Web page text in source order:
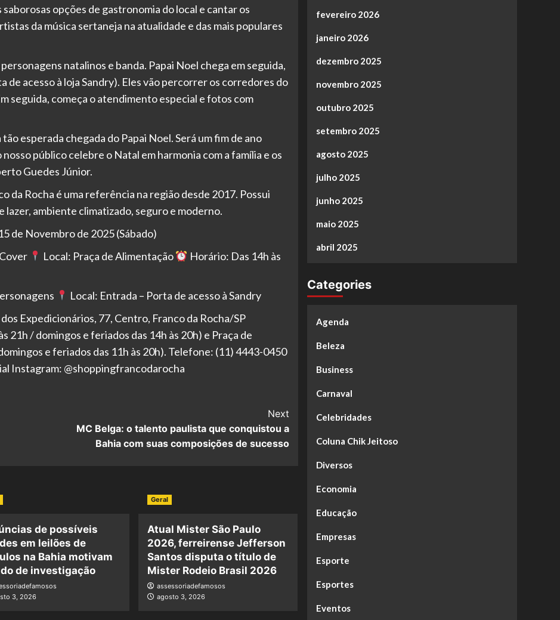
opções de gastronomia do local e cantar os
da música sertaneja na atualidade e das mais populares
natalinos e banda. Papai Noel chega em seguida,
de acesso à loja Sandry). Eles vão percorrer os corredores do
seguida, começa o atendimento especial e fotos com
esperada chegada do Papai Noel. Será um fim de ano
público celebre o Natal em harmonia com a família e os
Guedes Júnior.
da Rocha é uma referência na região desde 2017. Possui
lazer, ambiente climatizado, seguro e moderno.
de Novembro de 2025 (Sábado)
Local: Praça de Alimentação
Horário: Das 14h às
Local: Entrada – Porta de acesso à Sandry
Expedicionários, 77, Centro, Franco da Rocha/SP
21h / domingos e feriados das 14h às 20h) e Praça de
e feriados das 11h às 20h). Telefone: (11) 4443-0450
Instagram: @shoppingfrancodarocha
Next
MC Belga: o talento paulista que conquistou a
Bahia com suas composições de sucesso
de possíveis
em leilões de
na Bahia motivam
de investigação
3, 2026
Geral
Atual Mister São Paulo
2026, ferreirense Jefferson
Santos disputa o título de
Mister Rodeio Brasil 2026
assessoriadefamosos
agosto 3, 2026
fevereiro 2026
janeiro 2026
dezembro 2025
novembro 2025
outubro 2025
setembro 2025
agosto 2025
julho 2025
junho 2025
maio 2025
abril 2025
Categories
Agenda
Beleza
Business
Carnaval
Celebridades
Coluna Chik Jeitoso
Diversos
Economia
Educação
Empresas
Esporte
Esportes
Eventos